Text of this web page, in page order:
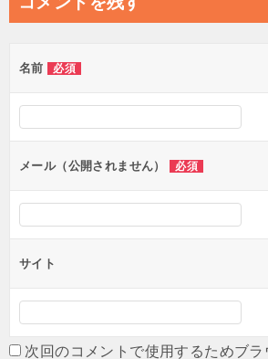
ビ
ー
シ
ン
名前 必須
メール（公開されません） 必須
サイト
次回のコメントで使用するためブ